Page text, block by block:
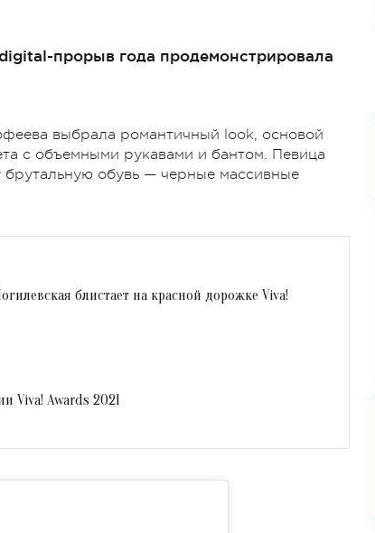
прорыв года продемонстрировала
выбрала романтичный look, основой
с объемными рукавами и бантом. Певица
брутальную обувь — черные массивные
блистает на красной дорожке Viva!
Viva! Awards 2021